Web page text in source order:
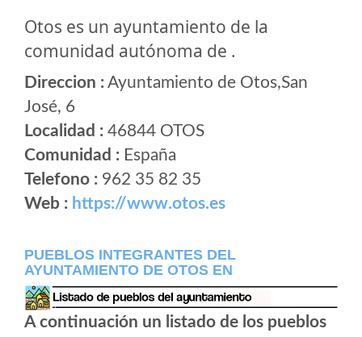
Otos es un ayuntamiento de la
comunidad autónoma de .
Direccion :Ayuntamiento de Otos,San
José, 6
Localidad : 46844 OTOS
Comunidad : España
Telefono : 962 35 82 35
Web : https://www.otos.es
PUEBLOS INTEGRANTES DEL
AYUNTAMIENTO DE OTOS EN
A continuación un listado de los pueblos